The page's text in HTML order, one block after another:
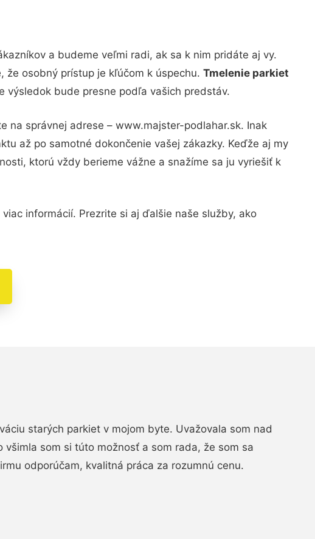
a budeme veľmi radi, ak sa k nim pridáte aj vy.
že osobný prístup je kľúčom k úspechu. Tmelenie parkiet
výsledok bude presne podľa vašich predstáv.
na správnej adrese – www.majster-podlahar.sk. Inak
až po samotné dokončenie vašej zákazky. Keďže aj my
ktorú vždy berieme vážne a snažíme sa ju vyriešiť k
informácií. Prezrite si aj ďalšie naše služby, ako
starých parkiet v mojom byte. Uvažovala som nad
všimla som si túto možnosť a som rada, že som sa
odporúčam, kvalitná práca za rozumnú cenu.